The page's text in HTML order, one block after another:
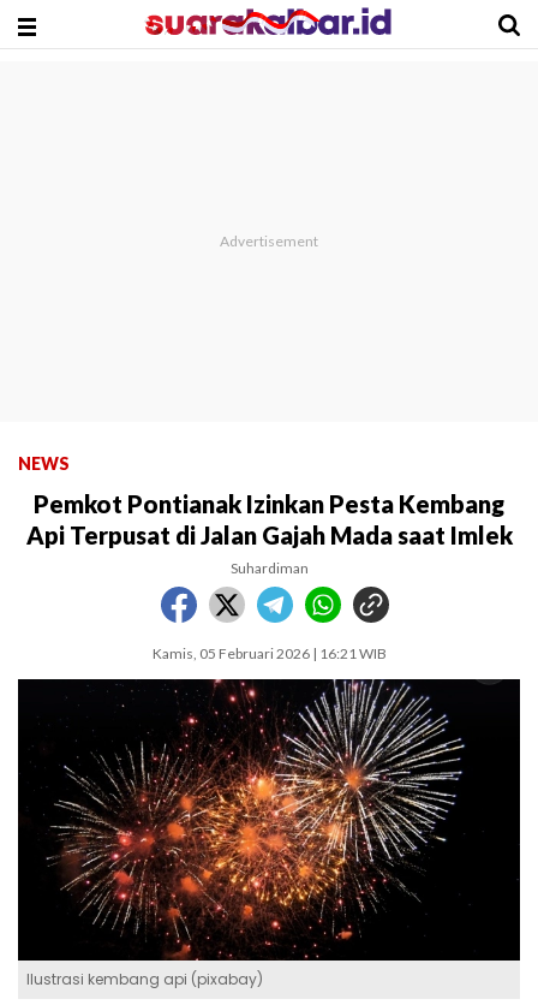
NEWS
Pemkot Pontianak Izinkan Pesta Kembang
Api Terpusat di Jalan Gajah Mada saat Imlek
Suhardiman
Kamis, 05 Februari 2026 | 16:21 WIB
Ilustrasi kembang api (pixabay)